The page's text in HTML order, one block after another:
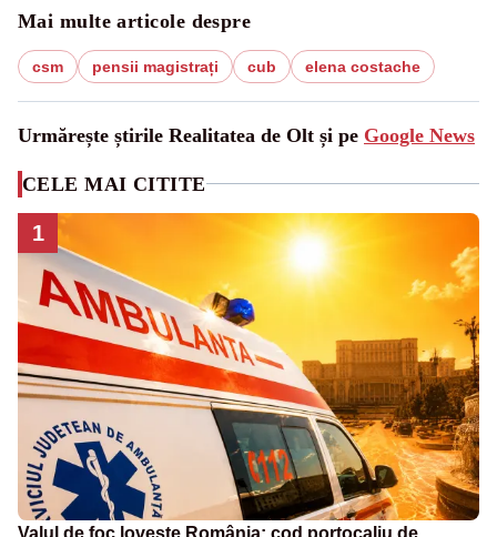
Mai multe articole despre
csm pensii magistrați cub elena costache
Urmărește știrile Realitatea de Olt și pe Google News
CELE MAI CITITE
1
Valul de foc lovește România: cod portocaliu de